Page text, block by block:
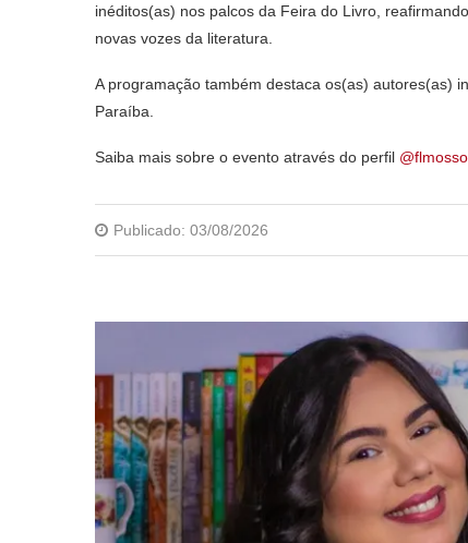
inéditos(as) nos palcos da Feira do Livro,
novas vozes da literatura.
A programação também destaca os(as) autores(as)
Paraíba.
Saiba mais sobre o evento através do perfil
Publicado: 03/08/2026